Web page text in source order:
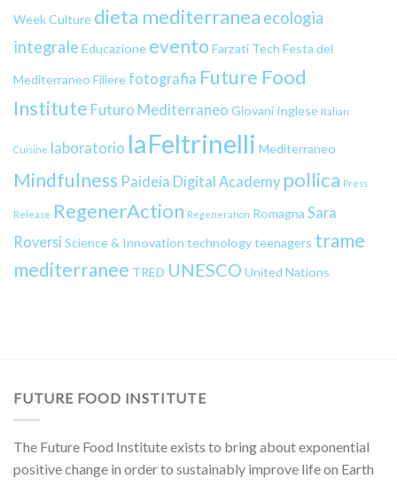
WeekCulture dieta mediterranea ecologia
integrale Educazione evento Farzati Tech Festa del
Mediterraneo Filierefotografia Future Food
Institute Futuro Mediterraneo Giovani Inglese Italian
Cuisine laboratorio laFeltrinelli Mediterraneo
Mindfulness Paideia Digital Academy pollica Press
Release RegenerAction Regeneration Romagna Sara
Roversi Science & Innovation technologyteenagers trame
mediterranee TRED UNESCO United Nations
FUTURE FOOD INSTITUTE
The Future Food Institute exists to bring about exponential
positive change in order to sustainably improve life on Earth